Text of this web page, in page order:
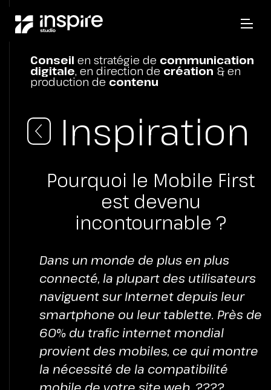
Conseil en stratégie de communication
digitale, en direction de création & en
production de contenu
Inspiration
Pourquoi le Mobile First
est devenu
incontournable ?
Dans un monde de plus en plus
connecté, la plupart des utilisateurs
naviguent sur Internet depuis leur
smartphone ou leur tablette. Près de
60% du trafic internet mondial
provient des mobiles, ce qui montre
la nécessité de la compatibilité